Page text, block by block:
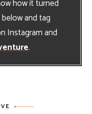
how it turned
and tag
Instagram and
.